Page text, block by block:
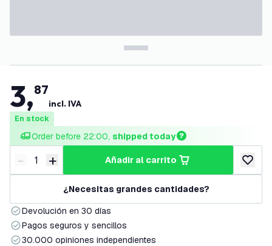
3,87
incl. IVA
En stock
Order before 22:00, shipped today
Disminuir cantidad
- Aumentar cantidad
+ añadir al carrito
añadir
¿Necesitas grandes cantidades?
Devolución en 30 días
Pagos seguros y sencillos
30.000 opiniones independientes